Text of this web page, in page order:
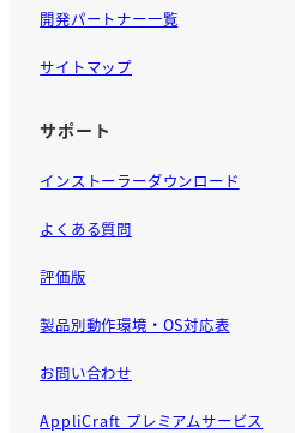
開発パートナー一覧
サイトマップ
サポート
インストーラーダウンロード
よくある質問
評価版
製品別動作環境・OS対応表
お問い合わせ
AppliCraft プレミアムサービス